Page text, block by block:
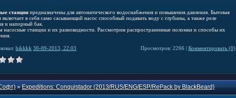
станции предназначены для автоматического водоснабжения и повышения давления. Бытовая
включает в себя само сасывающий насос способный подавать воду с глубины, а также реле
и напорный бак.
насосные станции и их разновидности. Рассмотрим распространенные поломки и способы их
bikkkk 30-09-2013, 22:03 Просмотров: 2266 | Комментировать (0)
»Expeditions: Conquistador (2013/RUS/ENG/ESP/RePack by BlackBeard)